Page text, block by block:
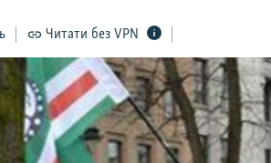
Читати без VPN